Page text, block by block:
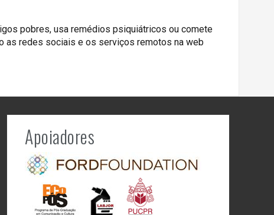
pobres, usa remédios psiquiátricos ou comete
as redes sociais e os serviços remotos na web
Apoiadores